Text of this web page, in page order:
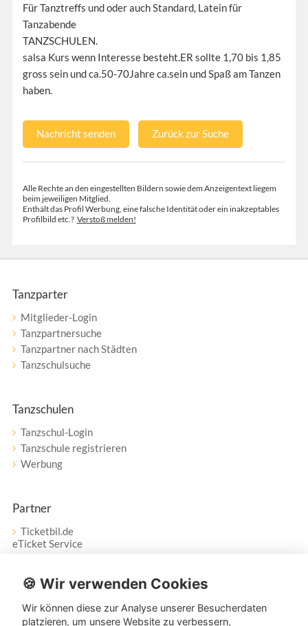
Für Tanztreffs und oder auch Standard, Latein für
Tanzabende
TANZSCHULEN.
salsa Kurs wenn Interesse besteht.ER sollte 1,70 bis 1,85
gross sein und ca.50-70Jahre ca.sein und Spaß am Tanzen
haben.
Nachricht senden Zurück zur Suche
Alle Rechte an den eingestellten Bildern sowie dem Anzeigentext liegem
beim jeweiligen Mitglied.
Enthält das Profil Werbung, eine falsche Identität oder ein inakzeptables
Profilbild etc.? Verstoß melden!
Tanzparter
Mitglieder-Login
Tanzpartnersuche
Tanzpartner nach Städten
Tanzschulsuche
Tanzschulen
Tanzschul-Login
Tanzschule registrieren
Werbung
Partner
Ticketbil.de
eTicket Service
Vertrag widerrufen
Service
🍪 Wir verwenden Cookies
Wir können diese zur Analyse unserer Besucherdaten
platzieren, um unsere Website zu verbessern,